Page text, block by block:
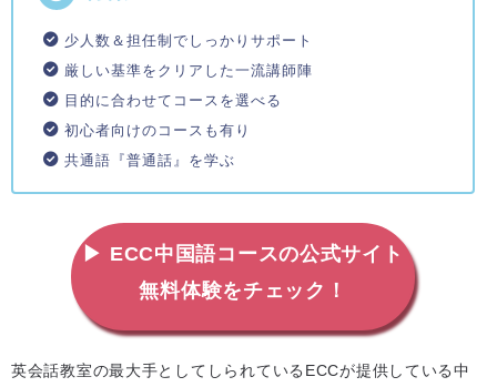
少人数＆担任制でしっかりサポート
厳しい基準をクリアした一流講師陣
目的に合わせてコースを選べる
初心者向けのコースも有り
共通語『普通話』を学ぶ
▶ ECC中国語コースの公式サイト
無料体験をチェック！
英会話教室の最大手としてしられているECCが提供している中